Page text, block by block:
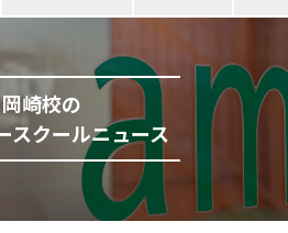
岡崎校の
スクールニュース